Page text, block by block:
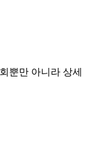
뿐만 아니라 상세